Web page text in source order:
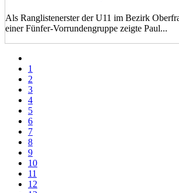
Als Ranglistenerster der U11 im Bezirk
einer Fünfer-Vorrundengruppe zeigte Paul...
1
2
3
4
5
6
7
8
9
10
11
12